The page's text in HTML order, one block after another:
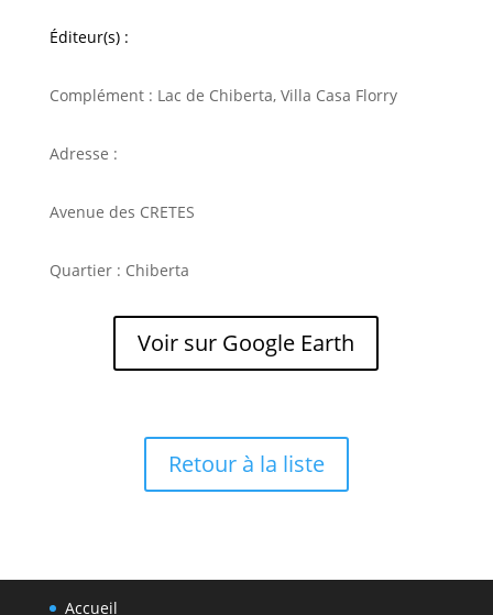
Éditeur(s) :
Complément : Lac de Chiberta, Villa Casa Florry
Adresse :
Avenue des CRETES
Quartier : Chiberta
Voir sur Google Earth
Retour à la liste
Accueil